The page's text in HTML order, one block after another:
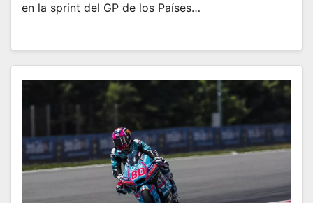
en la sprint del GP de los Países…